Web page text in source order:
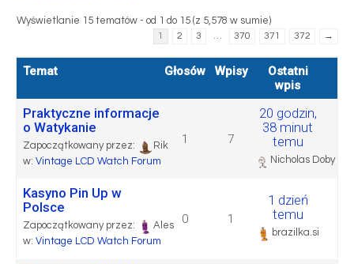
Wyświetlanie 15 tematów - od 1 do 15 (z 5,578 w sumie)
1 2 3 … 370 371 372 →
Temat Głosów Wpisy
Ostatni
wpis
Praktyczne informacje
o Watykanie
Zapoczątkowany przez:
Rik
w: Vintage LCD Watch Forum
1 7
20 godzin,
38 minut
temu
Nicholas Doby
Kasyno Pin Up w
Polsce
Zapoczątkowany przez:
Ales
w: Vintage LCD Watch Forum
0 1
1 dzień
temu
brazilka.si